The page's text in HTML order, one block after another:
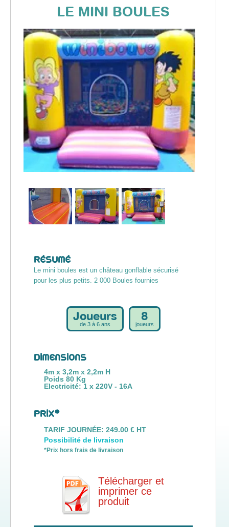
TÉLÉCHARGEZ NOTRE CATALOGUE
LE MINI BOULES
RÉSUMÉ
Le mini boules est un château gonflable sécurisé
pour les plus petits. 2 000 Boules fournies
Joueurs
de 3 à 6 ans
8
joueurs
DIMENSIONS
4m x 3,2m x 2,2m H
Poids 80 Kg
Electricité: 1 x 220V - 16A
PRIX*
TARIF JOURNÉE: 249.00 € HT
Possibilité de livraison
*Prix hors frais de livraison
Télécharger et
imprimer ce
produit